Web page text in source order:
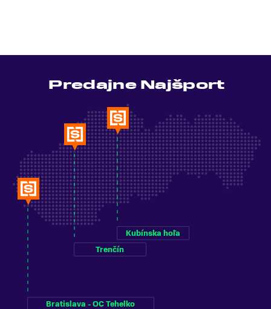
Predajne Najšport
Bratislava - OC Tehelko
Trenčín
Kubínska hoľa